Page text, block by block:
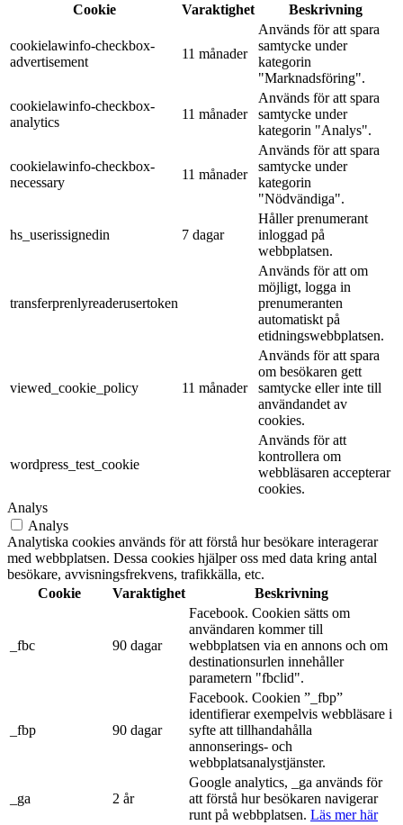
Cookie
Varaktighet Beskrivning
cookielawinfo-checkbox-
advertisement
11 månader
Används för att spara
samtycke under
kategorin
"Marknadsföring".
cookielawinfo-checkbox-
analytics
11 månader
Används för att spara
samtycke under
kategorin "Analys".
cookielawinfo-checkbox-
necessary
11 månader
Används för att spara
samtycke under
kategorin
"Nödvändiga".
hs_userissignedin 7 dagar
Håller prenumerant
inloggad på
webbplatsen.
transferprenlyreaderusertoken
Används för att om
möjligt, logga in
prenumeranten
automatiskt på
etidningswebbplatsen.
viewed_cookie_policy 11 månader
Används för att spara
om besökaren gett
samtycke eller inte till
användandet av
cookies.
wordpress_test_cookie
Används för att
kontrollera om
webbläsaren accepterar
cookies.
Analys
Analys
Analytiska cookies används för att förstå hur besökare interagerar
med webbplatsen. Dessa cookies hjälper oss med data kring antal
besökare, avvisningsfrekvens, trafikkälla, etc.
Cookie
Varaktighet Beskrivning
_fbc 90 dagar
Facebook. Cookien sätts om
användaren kommer till
webbplatsen via en annons och om
destinationsurlen innehåller
parametern "fbclid".
_fbp 90 dagar
Facebook. Cookien ”_fbp”
identifierar exempelvis webbläsare i
syfte att tillhandahålla
annonserings- och
webbplatsanalystjänster.
_ga 2 år
Google analytics, _ga används för
att förstå hur besökaren navigerar
runt på webbplatsen. Läs mer här